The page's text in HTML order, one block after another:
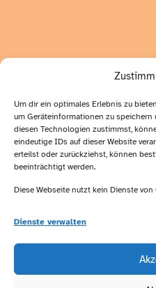
Um dir ein optimales Erlebnis zu
um Geräteinformationen zu
diesen Technologien zustimmst,
eindeutige IDs auf dieser Website
erteilst oder zurückziehst, können
beeinträchtigt werden.
Diese Webseite nutzt kein Dienste
Dienste verwalten